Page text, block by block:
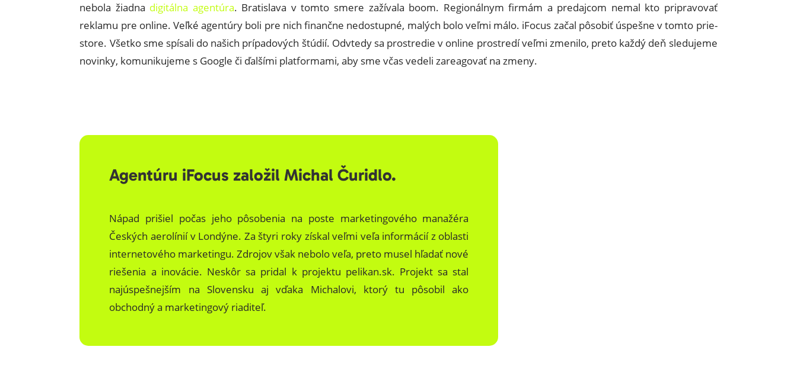
nebola žiadna digitálna agentúra. Bratislava v tomto smere zažívala boom. Regionálnym firmám a predajcom nemal kto pripravovať
reklamu pre online. Veľké agentúry boli pre nich finančne nedostupné, malých bolo veľmi málo. iFocus začal pôsobiť úspešne v tomto prie-
store. Všetko sme spísali do našich prípadových štúdií. Odvtedy sa prostredie v online prostredí veľmi zmenilo, preto každý deň sledujeme
novinky, komunikujeme s Google či ďalšími platformami, aby sme včas vedeli zareagovať na zmeny.
Agentúru iFocus založil Michal Čuridlo.
Nápad prišiel počas jeho pôsobenia na poste marketingového manažéra
Českých aerolínií v Londýne. Za štyri roky získal veľmi veľa informácií z oblasti
internetového marketingu. Zdrojov však nebolo veľa, preto musel hľadať nové
riešenia a inovácie. Neskôr sa pridal k projektu pelikan.sk. Projekt sa stal
najúspešnejším na Slovensku aj vďaka Michalovi, ktorý tu pôsobil ako
obchodný a marketingový riaditeľ.